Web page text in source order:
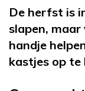
De herfst is
slapen,
handje
kastjes op te